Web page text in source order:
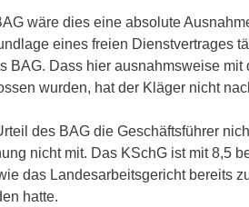
wäre dies eine absolute
eines freien Dienstvertrages
BAG. Dass hier ausnahmsweise mit
wurden, hat der Kläger nicht
des BAG die Geschäftsführer
nicht mit. Das KSchG ist mit 8,5
das Landesarbeitsgericht bereits
hatte.